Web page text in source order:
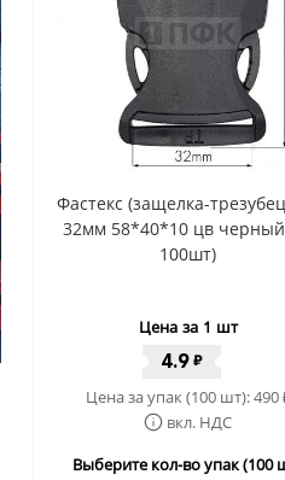
Фастекс (защелка-
32мм 58*40*10 цв черный
100шт)
Цена за 1 шт
4.9₽
Цена за упак (100 шт):490
вкл. НДС
Выберите кол-во упак (100